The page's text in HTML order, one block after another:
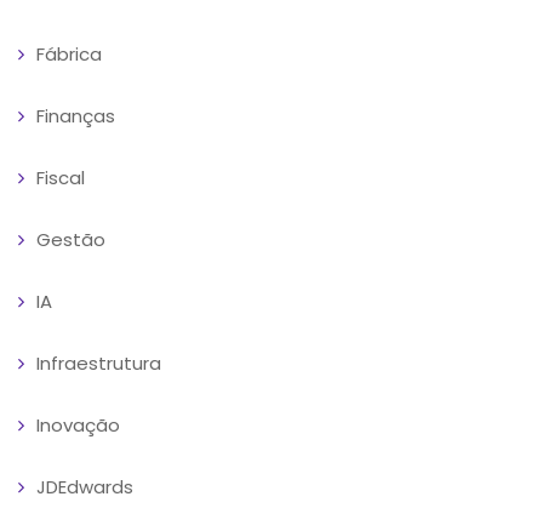
Fábrica
Finanças
Fiscal
Gestão
IA
Infraestrutura
Inovação
JDEdwards